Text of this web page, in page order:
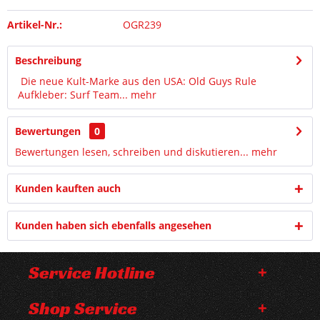
Artikel-Nr.: OGR239
Beschreibung
Die neue Kult-Marke aus den USA: Old Guys Rule
Aufkleber: Surf Team... mehr
Bewertungen
0
Bewertungen lesen, schreiben und diskutieren... mehr
Kunden kauften auch
Kunden haben sich ebenfalls angesehen
Service Hotline
Shop Service